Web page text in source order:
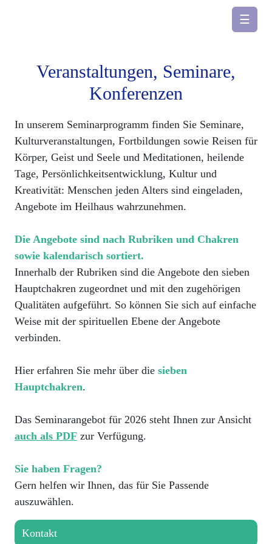
☰
Veranstaltungen, Seminare,
Konferenzen
In unserem Seminarprogramm finden Sie Seminare,
Kulturveranstaltungen, Fortbildungen sowie Reisen für
Körper, Geist und Seele und Meditationen, heilende
Tage, Persönlichkeitsentwicklung, Kultur und
Kreativität: Menschen jeden Alters sind eingeladen,
Angebote im Heilhaus wahrzunehmen.
Die Angebote sind nach Rubriken und Chakren
sowie kalendarisch sortiert.
Innerhalb der Rubriken sind die Angebote den sieben
Hauptchakren zugeordnet und mit den zugehörigen
Qualitäten aufgeführt. So können Sie sich auf einfache
Weise mit der spirituellen Ebene der Angebote
verbinden.
Hier erfahren Sie mehr über die sieben
Hauptchakren.
Das Seminarangebot für 2026 steht Ihnen zur Ansicht
auch als PDF zur Verfügung.
Sie haben Fragen?
Gern helfen wir Ihnen, das für Sie Passende
auszuwählen.
Kontakt